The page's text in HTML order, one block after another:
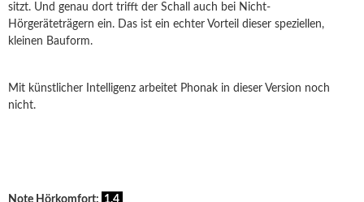
sitzt. Und genau dort trifft der Schall auch bei Nicht-
Hörgeräteträgern ein. Das ist ein echter Vorteil dieser speziellen,
kleinen Bauform.
Mit künstlicher Intelligenz arbeitet Phonak in dieser Version noch
nicht.
Note Hörkomfort: 1,4